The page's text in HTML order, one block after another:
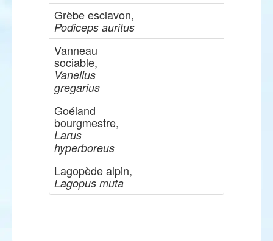
Grèbe esclavon,
Podiceps auritus
Vanneau
sociable,
Vanellus
gregarius
Goéland
bourgmestre,
Larus
hyperboreus
Lagopède alpin,
Lagopus muta